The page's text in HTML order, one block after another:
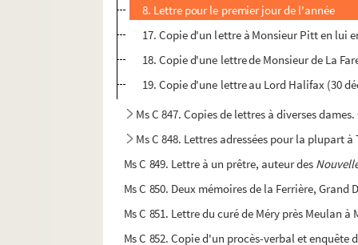
8. Lettre pour le premier jour de l'année
17. Copie d'un lettre à Monsieur Pitt en lui
18. Copie d'une lettre de Monsieur de La
19. Copie d'une lettre au Lord Halifax (30
Ms C 847. Copies de lettres à diverses
Ms C 848. Lettres adressées pour la plupart
Ms C 849. Lettre à un prêtre, auteur des
Ms C 850. Deux mémoires de la Ferrière,
Ms C 851. Lettre du curé de Méry près Meulan
Ms C 852. Copie d'un procès-verbal et